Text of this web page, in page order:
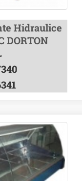
Hidraulice
DORTON